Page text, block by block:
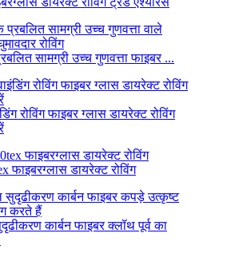
सामग्री उच्च गुणवत्ता फाइबर ...
रोविंग फाइबर ग्लास डायरेक्ट रोविंग
फाइबरग्लास डायरेक्ट रोविंग
कार्बन फाइबर क्लॉथ पूर्व का